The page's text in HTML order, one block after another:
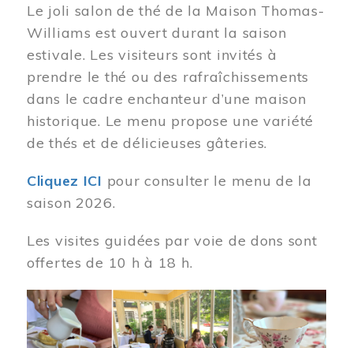
Le joli salon de thé de la Maison Thomas-
Williams est ouvert durant la saison
estivale. Les visiteurs sont invités à
prendre le thé ou des rafraîchissements
dans le cadre enchanteur d’une maison
historique. Le menu propose une variété
de thés et de délicieuses gâteries.
Cliquez ICI pour consulter le menu de la
saison 2026.
Les visites guidées par voie de dons sont
offertes de 10 h à 18 h.
Image